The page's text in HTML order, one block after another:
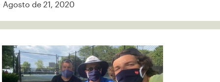
Agosto de 21, 2020